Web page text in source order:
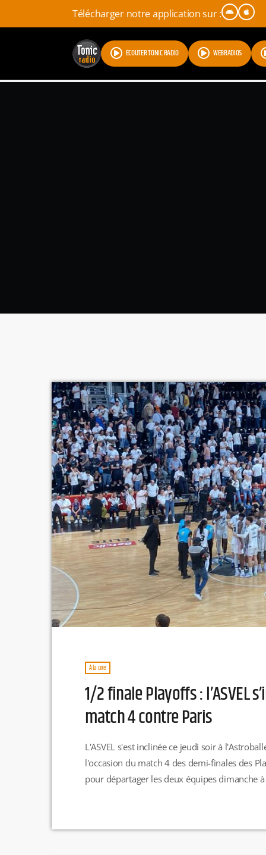
Télécharger notre application sur :
ÉCOUTER TONIC RADIO WEBRADIOS
À la une
1/2 finale Playoffs : l’ASVEL
match 4 contre Paris
L'ASVEL s'est inclinée ce jeudi soir à
l'occasion du match 4 des demi-finales des
pour départager les deux équipes dimanche